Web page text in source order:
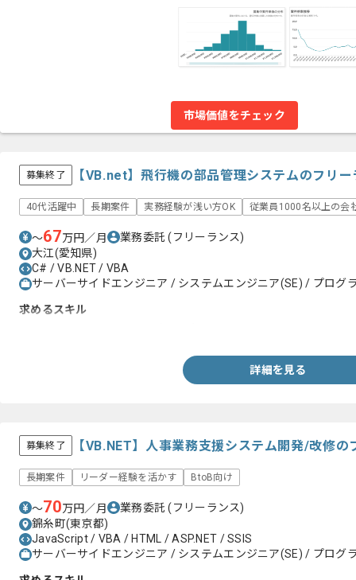
市場価値をチェック
募集終了 【VB.net】飛行機の部品管理システムのフリ
40代活躍中 長期案件 実務経験が浅い方OK 従業員1000名以上の会
〜67万円／月 業務委託(フリーランス)
大江(愛知県)
C# / VB.NET / VBA
サーバーサイドエンジニア / システムエンジニア(SE) / プログ
求めるスキル
詳細を見る
募集終了 【VB.NET】人事業務支援システム開発/改修
長期案件 リーダー経験を活かす BtoB向け
〜70万円／月 業務委託(フリーランス)
錦糸町(東京都)
JavaScript / VBA / HTML / ASP.NET / SSIS
サーバーサイドエンジニア / システムエンジニア(SE) / プログ